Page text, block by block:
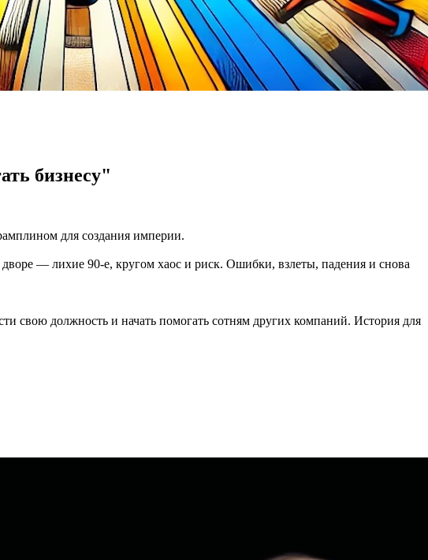
бизнесу"
для создания империи.
— лихие 90-е, кругом хаос и риск. Ошибки, взлеты, падения и снова
свою должность и начать помогать сотням других компаний. История для